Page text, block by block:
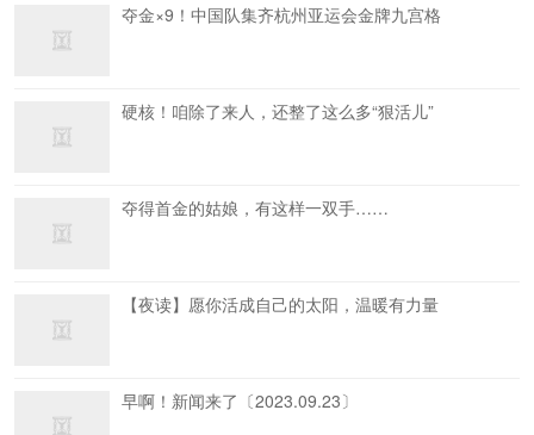
夺金×9！中国队集齐杭州亚运会金牌九宫格
硬核！咱除了来人，还整了这么多“狠活儿”
夺得首金的姑娘，有这样一双手……
【夜读】愿你活成自己的太阳，温暖有力量
早啊！新闻来了〔2023.09.23〕